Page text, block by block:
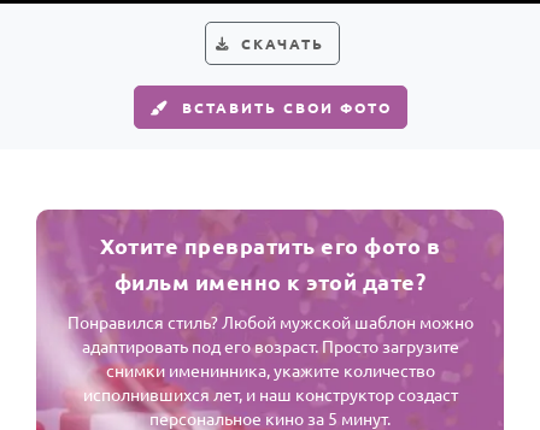
СКАЧАТЬ
ВСТАВИТЬ СВОИ ФОТО
Хотите превратить его фото в
фильм именно к этой дате?
Понравился стиль? Любой мужской шаблон можно
адаптировать под его возраст. Просто загрузите
снимки именинника, укажите количество
исполнившихся лет, и наш конструктор создаст
персональное кино за 5 минут.